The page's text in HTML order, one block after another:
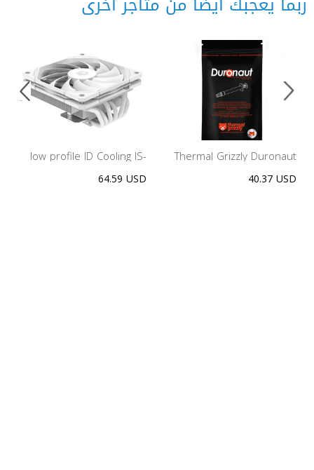
low profile ID Cooling IS-
67XT 6 Heat Pipes
64.59 USD
Thermal Grizzly Duronaut
40.37 USD